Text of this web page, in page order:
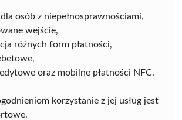
osób z niepełnosprawnościami,
wejście,
różnych form płatności,
oraz mobilne płatności NFC.
korzystanie z jej usług jest